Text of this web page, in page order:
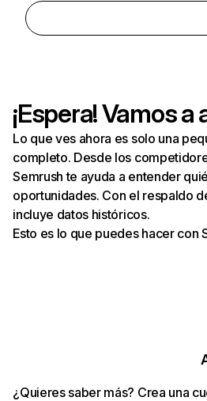
¡Espera! Vamos
Lo que ves ahora es solo una
completo. Desde los
Semrush te ayuda a entender
oportunidades. Con el respaldo
incluye datos históricos.
Esto es lo que puedes hacer con
¿Quieres saber más? Crea una